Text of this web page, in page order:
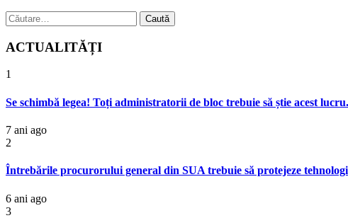
Caută
după:
ACTUALITĂȚI
1
Se schimbă legea! Toți administratorii de bloc trebuie să știe acest lucru.
7 ani ago
2
Întrebările procurorului general din SUA trebuie să protejeze
6 ani ago
3